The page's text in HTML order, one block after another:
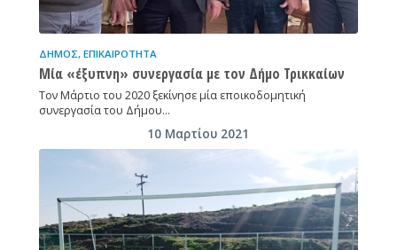
ΔΉΜΟΣ, ΕΠΙΚΑΙΡΌΤΗΤΑ
Μία «έξυπνη» συνεργασία με τον Δήμο Τρικκαίων
Τον Μάρτιο του 2020 ξεκίνησε μία εποικοδομητική
συνεργασία του Δήμου…
10 Μαρτίου 2021